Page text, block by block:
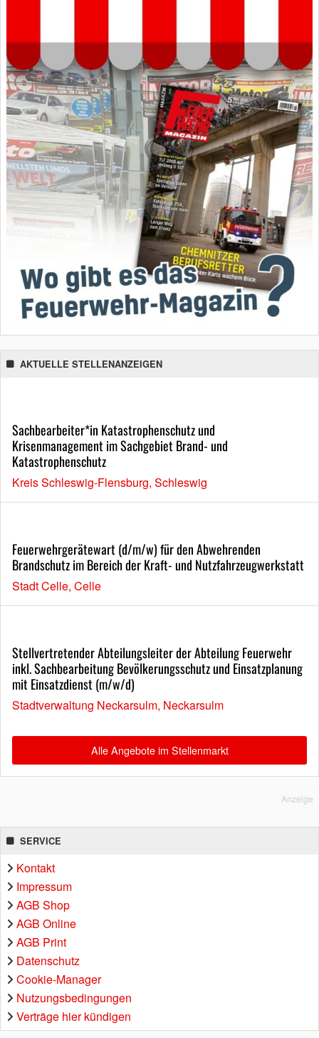
AKTUELLE STELLENANZEIGEN
Sachbearbeiter*in Katastrophenschutz und
Krisenmanagement im Sachgebiet Brand- und
Katastrophenschutz
Kreis Schleswig-Flensburg, Schleswig
Feuerwehrgerätewart (d/m/w) für den Abwehrenden
Brandschutz im Bereich der Kraft- und Nutzfahrzeugwerkstatt
Stadt Celle, Celle
Stellvertretender Abteilungsleiter der Abteilung Feuerwehr
inkl. Sachbearbeitung Bevölkerungsschutz und Einsatzplanung
mit Einsatzdienst (m/w/d)
Stadtverwaltung Neckarsulm, Neckarsulm
Alle Angebote im Stellenmarkt
Anzeige
SERVICE
Kontakt
Impressum
AGB Shop
AGB Online
AGB Print
Datenschutz
Cookie-Manager
Nutzungsbedingungen
Verträge hier kündigen